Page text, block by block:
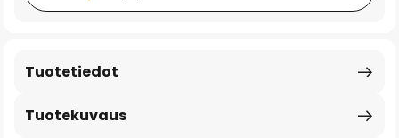
Tuotekuvaus
Tuotetiedot